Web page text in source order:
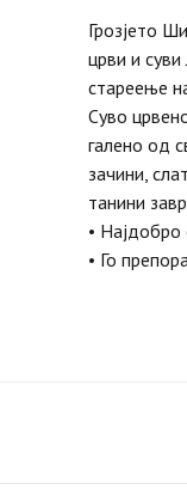
Грозјето
црви и
стареење
Суво
галено од
зачини,
танини
•
• Го